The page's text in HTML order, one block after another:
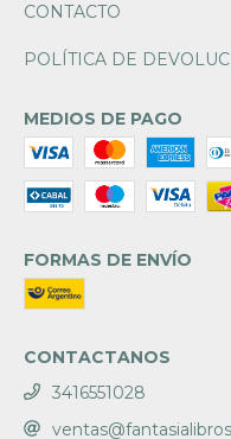
CONTACTO
POLÍTICA DE
MEDIOS DE PAGO
FORMAS DE ENVÍO
CONTACTANOS
3416551028